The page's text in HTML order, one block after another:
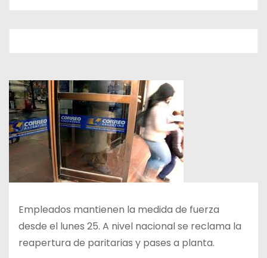
Empleados mantienen la medida de fuerza
desde el lunes 25. A nivel nacional se reclama la
reapertura de paritarias y pases a planta.